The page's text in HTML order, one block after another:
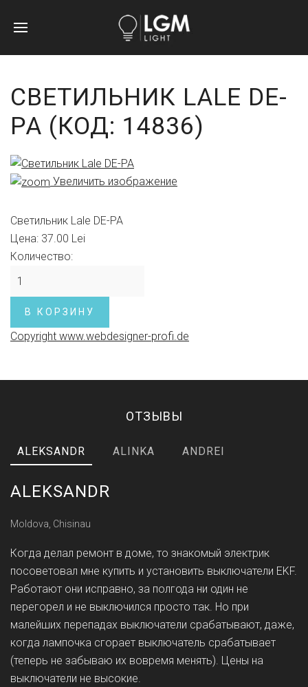
СВЕТИЛЬНИК LALE DE-
PA (КОД: 14836)
Увеличить изображение
Светильник Lale DE-PA
Цена: 37.00 Lei
Количество:
Copyright www.webdesigner-profi.de
ОТЗЫВЫ
ALEKSANDR ALINKA ANDREI
ALEKSANDR
Moldova, Chisinau
Когда делал ремонт в доме, то знакомый электрик
посоветовал мне купить и установить выключатели EKF.
Работают они исправно, за полгода ни один не
перегорел и не выключился просто так. Но при
малейших перепадах выключатели срабатывают, даже,
когда лампочка сгорает выключатель срабатывает
(теперь не забываю их вовремя менять). Цены на
выключатели не высокие.